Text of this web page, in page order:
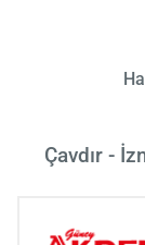
Çavdır -